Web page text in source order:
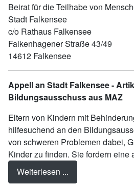
Beirat für die Teilhabe von
Stadt Falkensee
c/o Rathaus Falkensee
Falkenhagener Straße 43/49
14612 Falkensee
Appell an Stadt Falkensee -
Bildungsausschuss aus MAZ
Eltern von Kindern mit
hilfesuchend an den
von schweren Problemen dabei,
Kinder zu finden. Sie fordern eine
Weiterlesen ...